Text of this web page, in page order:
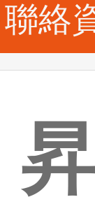
聯絡